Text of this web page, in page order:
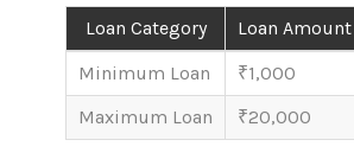
Loan Category
Loan Amount
Minimum Loan
₹1,000
Maximum Loan
₹20,000